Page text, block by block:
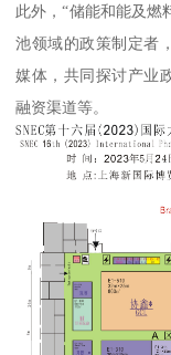
此外，“储能和能及燃
池领域的政策制定者
媒体，共同探讨产业
融资渠道等。